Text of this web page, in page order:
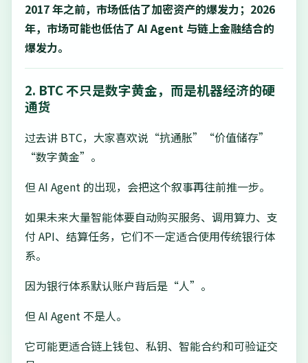
2017 年之前，市场低估了加密资产的爆发力；2026
年，市场可能也低估了 AI Agent 与链上金融结合的
爆发力。
2. BTC 不只是数字黄金，而是机器经济的硬
通货
过去讲 BTC，大家喜欢说“抗通胀”“价值储存”
“数字黄金”。
但 AI Agent 的出现，会把这个叙事再往前推一步。
如果未来大量智能体要自动购买服务、调用算力、支
付 API、结算任务，它们不一定适合使用传统银行体
系。
因为银行体系默认账户背后是“人”。
但 AI Agent 不是人。
它可能更适合链上钱包、私钥、智能合约和可验证交